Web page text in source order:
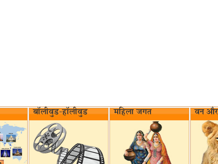
बॉलीवुड-हॉलीवुड महिला जगत वन और